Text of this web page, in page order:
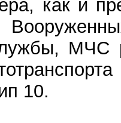
как и
МЧС
10.